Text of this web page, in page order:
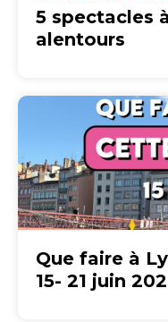
5 spectacles
alentours
Que faire à
15- 21 juin